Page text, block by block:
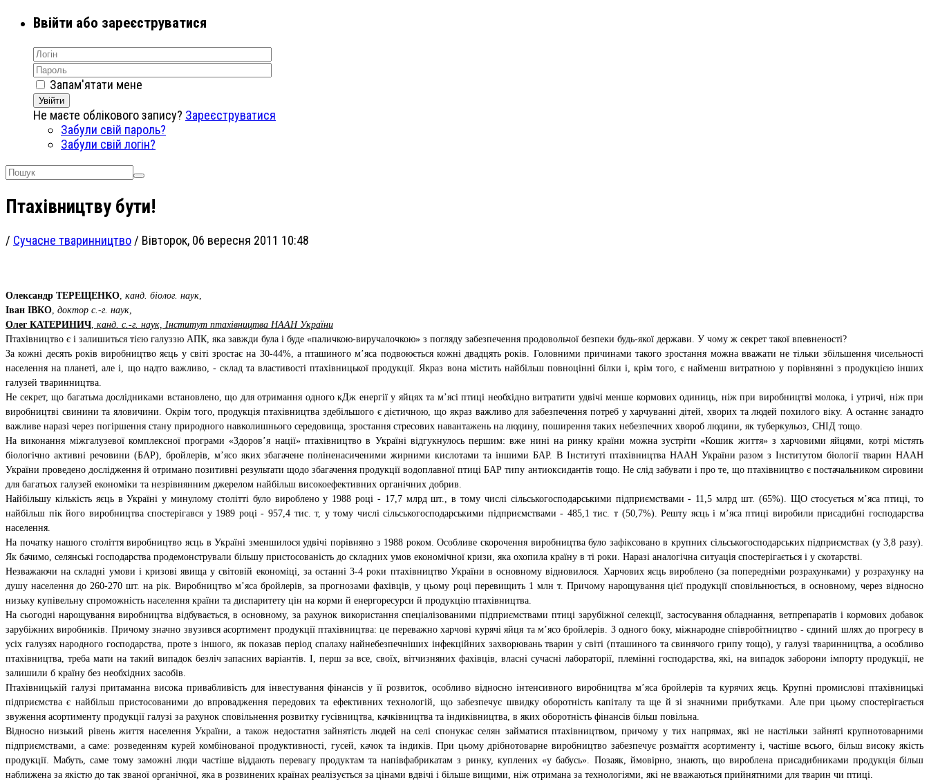
Ввійти або зареєструватися
Запам'ятати мене
Увійти
Не маєте облікового запису? Зареєструватися
Забули свій пароль?
Забули свій логін?
Птахівництву бути!
/ Сучасне тваринництво / Вівторок, 06 вересня 2011 10:48
Олександр ТЕРЕЩЕНКО канд. біолог. наук
Іван ІВКО доктор с.-г. наук
Олег КАТЕРИНИЧ канд. с.-г. наук, Інститут птахівництва НААН України
Птахівництво є і залишиться тією галуззю АПК, яка завжди була і буде «паличкою-виручалочкою» з погляду забезпечення продовольчої безпеки будь-якої держави. У чому ж секрет такої впевненості?
За кожні десять років виробництво яєць у світі зростає на 30-44%, а пташиного м’яса подвоюється кожні двадцять років. Головними причинами такого зростання можна вважати не тільки збільшення чисельності
населення на планеті, але і, що надто важливо, - склад та властивості птахівницької продукції. Якраз вона містить найбільш повноцінні білки і, крім того, є найменш витратною у порівнянні з продукцією інших
галузей тваринництва.
Не секрет, що багатьма дослідниками встановлено, що для отримання одного кДж енергії у яйцях та м’ясі птиці необхідно витратити удвічі менше кормових одиниць, ніж при виробництві молока, і утричі, ніж при
виробництві свинини та яловичини. Окрім того, продукція птахівництва здебільшого є дієтичною, що якраз важливо для забезпечення потреб у харчуванні дітей, хворих та людей похилого віку. А останнє занадто
важливе наразі через погіршення стану природного навколишнього середовища, зростання стресових навантажень на людину, поширення таких небезпечних хвороб людини, як туберкульоз, СНІД тощо.
На виконання міжгалузевої комплексної програми «Здоров’я нації» птахівництво в Україні відгукнулось першим: вже нині на ринку країни можна зустріти «Кошик життя» з харчовими яйцями, котрі містять
біологічно активні речовини (БАР), бройлерів, м’ясо яких збагачене поліненасиченими жирними кислотами та іншими БАР. В Інституті птахівництва НААН України разом з Інститутом біології тварин НААН
України проведено дослідження й отримано позитивні результати щодо збагачення продукції водоплавної птиці БАР типу антиоксидантів тощо. Не слід забувати і про те, що птахівництво є постачальником сировини
для багатьох галузей економіки та незрівнянним джерелом найбільш високоефективних органічних добрив.
Найбільшу кількість яєць в Україні у минулому столітті було вироблено у 1988 році - 17,7 млрд шт., в тому числі сільськогосподарськими підприємствами - 11,5 млрд шт. (65%). ЩО стосується м’яса птиці, то
найбільш пік його виробництва спостерігався у 1989 році - 957,4 тис. т, у тому числі сільськогосподарськими підприємствами - 485,1 тис. т (50,7%). Решту яєць і м’яса птиці виробили присадибні господарства
населення.
На початку нашого століття виробництво яєць в Україні зменшилося удвічі порівняно з 1988 роком. Особливе скорочення виробництва було зафіксовано в крупних сільськогосподарських підприємствах (у 3,8 разу).
Як бачимо, селянські господарства продемонстрували більшу пристосованість до складних умов економічної кризи, яка охопила країну в ті роки. Наразі аналогічна ситуація спостерігається і у скотарстві.
Незважаючи на складні умови і кризові явища у світовій економіці, за останні 3-4 роки птахівництво України в основному відновилося. Харчових яєць вироблено (за попередніми розрахунками) у розрахунку на
душу населення до 260-270 шт. на рік. Виробництво м’яса бройлерів, за прогнозами фахівців, у цьому році перевищить 1 млн т. Причому нарощування цієї продукції сповільнюється, в основному, через відносно
низьку купівельну спроможність населення країни та диспаритету цін на корми й енергоресурси й продукцію птахівництва.
На сьогодні нарощування виробництва відбувається, в основному, за рахунок використання спеціалізованими підприємствами птиці зарубіжної селекції, застосування обладнання, ветпрепаратів і кормових добавок
зарубіжних виробників. Причому значно звузився асортимент продукції птахівництва: це переважно харчові курячі яйця та м’ясо бройлерів. З одного боку, міжнародне співробітництво - єдиний шлях до прогресу в
усіх галузях народного господарства, проте з іншого, як показав період спалаху найнебезпечніших інфекційних захворювань тварин у світі (пташиного та свинячого грипу тощо), у галузі тваринництва, а особливо
птахівництва, треба мати на такий випадок безліч запасних варіантів. І, перш за все, своїх, вітчизняних фахівців, власні сучасні лабораторії, племінні господарства, які, на випадок заборони імпорту продукції, не
залишили б країну без необхідних засобів.
Птахівницькій галузі притаманна висока привабливість для інвестування фінансів у її розвиток, особливо відносно інтенсивного виробництва м’яса бройлерів та курячих яєць. Крупні промислові птахівницькі
підприємства є найбільш пристосованими до впровадження передових та ефективних технологій, що забезпечує швидку оборотність капіталу та ще й зі значними прибутками. Але при цьому спостерігається
звуження асортименту продукції галузі за рахунок сповільнення розвитку гусівництва, качківництва та індиківництва, в яких оборотність фінансів більш повільна.
Відносно низький рівень життя населення України, а також недостатня зайнятість людей на селі спонукає селян займатися птахівництвом, причому у тих напрямах, які не настільки зайняті крупнотоварними
підприємствами, а саме: розведенням курей комбінованої продуктивності, гусей, качок та індиків. При цьому дрібнотоварне виробництво забезпечує розмаїття асортименту і, частіше всього, більш високу якість
продукції. Мабуть, саме тому заможні люди частіше віддають перевагу продуктам та напівфабрикатам з ринку, куплених «у бабусь». Позаяк, ймовірно, знають, що вироблена присадибниками продукція більш
наближена за якістю до так званої органічної, яка в розвинених країнах реалізується за цінами вдвічі і більше вищими, ніж отримана за технологіями, які не вважаються прийнятними для тварин чи птиці.